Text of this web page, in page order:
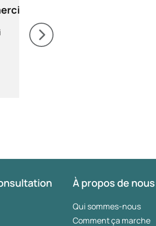
À propos de nous
Qui sommes-nous
Comment ça marche